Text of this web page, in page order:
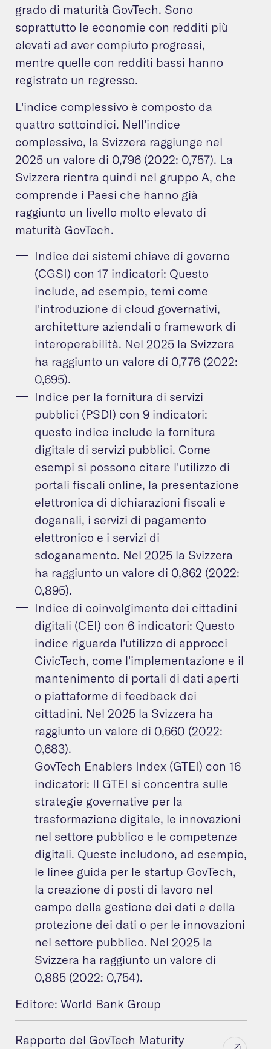
grado di maturità GovTech. Sono
soprattutto le economie con redditi più
elevati ad aver compiuto progressi,
mentre quelle con redditi bassi hanno
registrato un regresso.
L'indice complessivo è composto da
quattro sottoindici. Nell'indice
complessivo, la Svizzera raggiunge nel
2025 un valore di 0,796 (2022: 0,757). La
Svizzera rientra quindi nel gruppo A, che
comprende i Paesi che hanno già
raggiunto un livello molto elevato di
maturità GovTech.
Indice dei sistemi chiave di governo
(CGSI) con 17 indicatori: Questo
include, ad esempio, temi come
l'introduzione di cloud governativi,
architetture aziendali o framework di
interoperabilità. Nel 2025 la Svizzera
ha raggiunto un valore di 0,776 (2022:
0,695).
Indice per la fornitura di servizi
pubblici (PSDI) con 9 indicatori:
questo indice include la fornitura
digitale di servizi pubblici. Come
esempi si possono citare l'utilizzo di
portali fiscali online, la presentazione
elettronica di dichiarazioni fiscali e
doganali, i servizi di pagamento
elettronico e i servizi di
sdoganamento. Nel 2025 la Svizzera
ha raggiunto un valore di 0,862 (2022:
0,895).
Indice di coinvolgimento dei cittadini
digitali (CEI) con 6 indicatori: Questo
indice riguarda l'utilizzo di approcci
CivicTech, come l'implementazione e il
mantenimento di portali di dati aperti
o piattaforme di feedback dei
cittadini. Nel 2025 la Svizzera ha
raggiunto un valore di 0,660 (2022:
0,683).
GovTech Enablers Index (GTEI) con 16
indicatori: Il GTEI si concentra sulle
strategie governative per la
trasformazione digitale, le innovazioni
nel settore pubblico e le competenze
digitali. Queste includono, ad esempio,
le linee guida per le startup GovTech,
la creazione di posti di lavoro nel
campo della gestione dei dati e della
protezione dei dati o per le innovazioni
nel settore pubblico. Nel 2025 la
Svizzera ha raggiunto un valore di
0,885 (2022: 0,754).
Editore: World Bank Group
Rapporto del GovTech Maturity